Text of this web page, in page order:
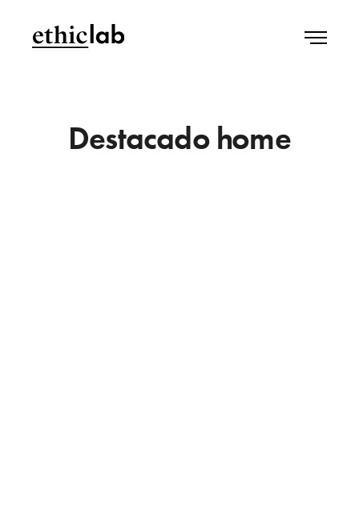
Destacado home